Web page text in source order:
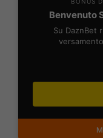
Benvenuto
Su DaznBet